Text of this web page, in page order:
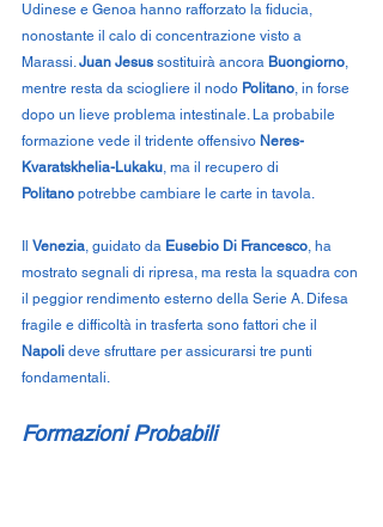
Udinese e Genoa hanno rafforzato la fiducia,
nonostante il calo di concentrazione visto a
Marassi. Juan Jesus sostituirà ancora Buongiorno,
mentre resta da sciogliere il nodo Politano, in forse
dopo un lieve problema intestinale. La probabile
formazione vede il tridente offensivo Neres-
Kvaratskhelia-Lukaku, ma il recupero di
Politano potrebbe cambiare le carte in tavola.
Venezia, guidato da Eusebio Di Francesco, ha
mostrato segnali di ripresa, ma resta la squadra con
il peggior rendimento esterno della Serie A. Difesa
fragile e difficoltà in trasferta sono fattori che il
Napoli deve sfruttare per assicurarsi tre punti
fondamentali.
Formazioni Probabili